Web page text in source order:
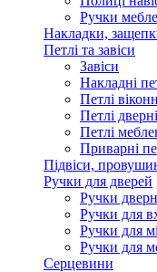
Ручки
Накладки,
Петлі та завіси
Завіси
Накладні
Петлі
Петлі
Петлі
Приварні
Підвіси,
Ручки для дверей
Ручки
Ручки для
Ручки для
Ручки для
Серцевини